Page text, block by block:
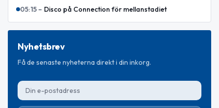
05:15 – Disco på Connection för mellanstadiet
Nyhetsbrev
Få de senaste nyheterna direkt i din inkorg.